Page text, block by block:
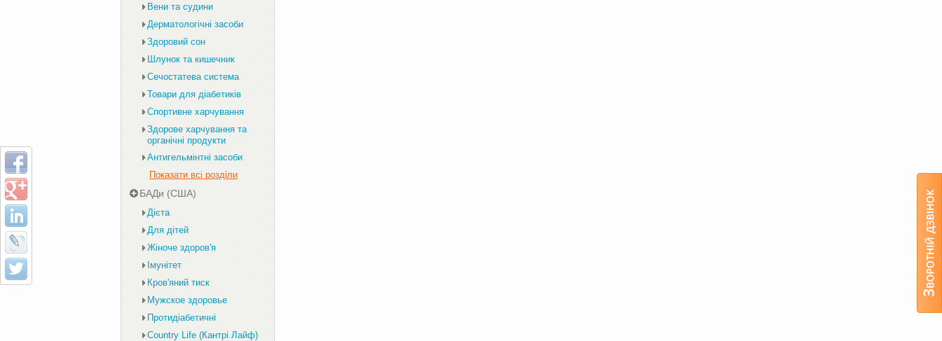
Вени та судини
Дерматологічні засоби
Здоровий сон
Шлунок та кишечник
Сечостатева система
Товари для діабетиків
Спортивне харчування
Здорове харчування та
органічні продукти
Антигельмінтні засоби
Показати всі розділи
БАДи (США)
Дієта
Для дітей
Жіноче здоров'я
Імунітет
Кров'яний тиск
Мужское здоровье
Протидіабетичні
Country Life (Кантрі Лайф)